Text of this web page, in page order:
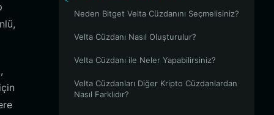
Neden Bitget Velta Cüzdanını Seçmelisiniz?
Velta Cüzdanı Nasıl Oluşturulur?
Velta Cüzdanı ile Neler Yapabilirsiniz?
Velta Cüzdanları Diğer Kripto Cüzdanlardan
Nasıl Farklıdır?